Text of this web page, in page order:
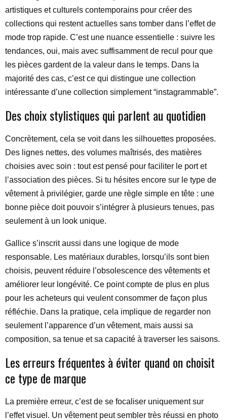
artistiques et culturels contemporains pour créer des
collections qui restent actuelles sans tomber dans l’effet de
mode trop rapide. C’est une nuance essentielle : suivre les
tendances, oui, mais avec suffisamment de recul pour que
les pièces gardent de la valeur dans le temps. Dans la
majorité des cas, c’est ce qui distingue une collection
intéressante d’une collection simplement “instagrammable”.
Des choix stylistiques qui parlent au quotidien
Concrètement, cela se voit dans les silhouettes proposées.
Des lignes nettes, des volumes maîtrisés, des matières
choisies avec soin : tout est pensé pour faciliter le port et
l’association des pièces. Si tu hésites encore sur le type de
vêtement à privilégier, garde une règle simple en tête : une
bonne pièce doit pouvoir s’intégrer à plusieurs tenues, pas
seulement à un look unique.
Gallice s’inscrit aussi dans une logique de mode
responsable. Les matériaux durables, lorsqu’ils sont bien
choisis, peuvent réduire l’obsolescence des vêtements et
améliorer leur longévité. Ce point compte de plus en plus
pour les acheteurs qui veulent consommer de façon plus
réfléchie. Dans la pratique, cela implique de regarder non
seulement l’apparence d’un vêtement, mais aussi sa
composition, sa tenue et sa capacité à traverser les saisons.
Les erreurs fréquentes à éviter quand on choisit
ce type de marque
La première erreur, c’est de se focaliser uniquement sur
l’effet visuel. Un vêtement peut sembler très réussi en photo